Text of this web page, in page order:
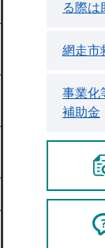
る際は
網走市
事業化
補助金